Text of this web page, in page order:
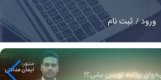
ورود ثبت نام